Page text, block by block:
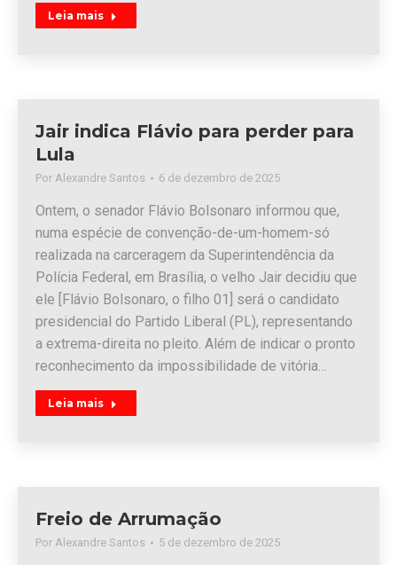
Leia mais
Jair indica Flávio para perder para
Lula
Por Alexandre Santos 6 de dezembro de 2025
Ontem, o senador Flávio Bolsonaro informou que,
numa espécie de convenção-de-um-homem-só
realizada na carceragem da Superintendência da
Polícia Federal, em Brasília, o velho Jair decidiu que
ele [Flávio Bolsonaro, o filho 01] será o candidato
presidencial do Partido Liberal (PL), representando
a extrema-direita no pleito. Além de indicar o pronto
reconhecimento da impossibilidade de vitória…
Leia mais
Freio de Arrumação
Por Alexandre Santos 5 de dezembro de 2025